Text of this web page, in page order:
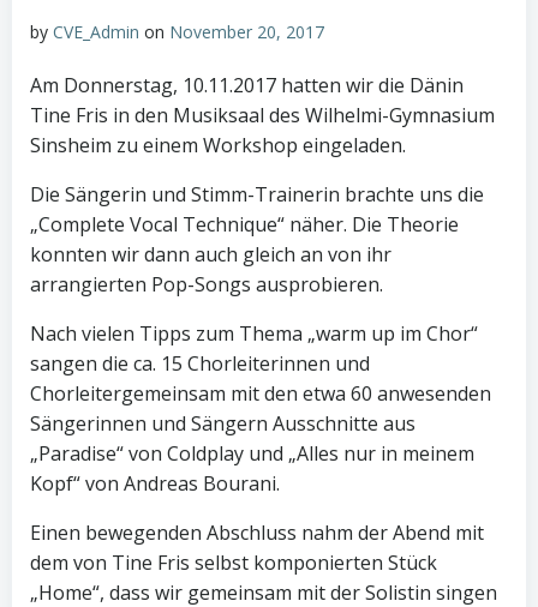
by CVE_Admin on November 20, 2017
Am Donnerstag, 10.11.2017 hatten wir die Dänin
Tine Fris in den Musiksaal des Wilhelmi-Gymnasium
Sinsheim zu einem Workshop eingeladen.
Die Sängerin und Stimm-Trainerin brachte uns die
„Complete Vocal Technique“ näher. Die Theorie
konnten wir dann auch gleich an von ihr
arrangierten Pop-Songs ausprobieren.
Nach vielen Tipps zum Thema „warm up im Chor“
sangen die ca. 15 Chorleiterinnen und
Chorleitergemeinsam mit den etwa 60 anwesenden
Sängerinnen und Sängern Ausschnitte aus
„Paradise“ von Coldplay und „Alles nur in meinem
Kopf“ von Andreas Bourani.
Einen bewegenden Abschluss nahm der Abend mit
dem von Tine Fris selbst komponierten Stück
„Home“, dass wir gemeinsam mit der Solistin singen